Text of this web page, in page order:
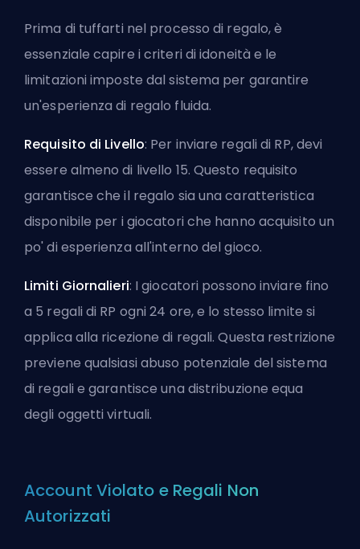
Prima di tuffarti nel processo di regalo, è
essenziale capire i criteri di idoneità e le
limitazioni imposte dal sistema per garantire
un'esperienza di regalo fluida.
Requisito di Livello: Per inviare regali di RP, devi
essere almeno di livello 15. Questo requisito
garantisce che il regalo sia una caratteristica
disponibile per i giocatori che hanno acquisito un
po' di esperienza all'interno del gioco.
Limiti Giornalieri: I giocatori possono inviare fino
a 5 regali di RP ogni 24 ore, e lo stesso limite si
applica alla ricezione di regali. Questa restrizione
previene qualsiasi abuso potenziale del sistema
di regali e garantisce una distribuzione equa
degli oggetti virtuali.
Account Violato e Regali Non
Autorizzati